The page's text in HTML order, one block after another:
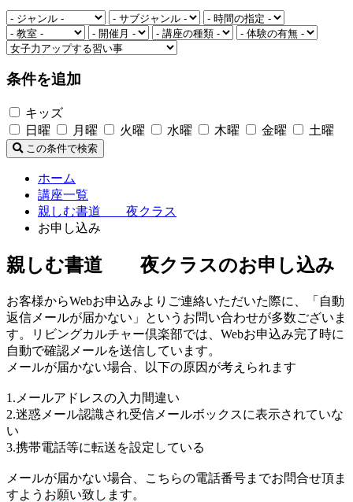
条件を追加
キッズ
日曜
月曜 火曜 水曜 木曜 金曜 土曜
この条件で検索
ホーム
講座一覧
親しむ書道 夜クラス
お申し込み
親しむ書道 夜クラスのお申し込み
お客様からWebお申込みよりご連絡いただいた際に、「自動
返信メールが届かない」というお問い合わせが多数ございま
す。リビングカルチャー倶楽部では、Webお申込み完了時に
自動で確認メールを送信しています。
メールが届かない場合、以下の原因が考えられます
1.メールアドレスの入力間違い
2.迷惑メール認識され受信メールボックスに表示されていな
い
3.携帯電話等に転送を設定している
メールが届かない場合、こちらの電話番号までお問合せ頂ま
すようお願い致します。